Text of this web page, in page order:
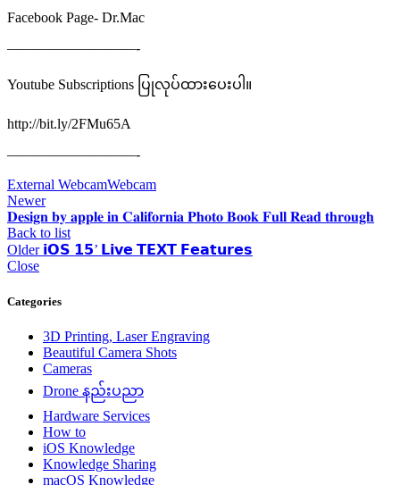
Facebook Page- Dr.Mac
—————————-
Youtube Subscriptions ပြုလုပ်ထားပေးပါ။
http://bit.ly/2FMu65A
—————————-
External WebcamWebcam
Newer
𝐃𝐞𝐬𝐢𝐠𝐧 𝐛𝐲 𝐚𝐩𝐩𝐥𝐞 𝐢𝐧 𝐂𝐚𝐥𝐢𝐟𝐨𝐫𝐧𝐢𝐚 𝐏𝐡𝐨𝐭𝐨 𝐁𝐨𝐨𝐤 𝐅𝐮𝐥𝐥 𝐑𝐞𝐚𝐝 𝐭𝐡𝐫𝐨𝐮𝐠𝐡
Back to list
Older 𝗶𝗢𝗦 𝟭𝟱’ 𝗟𝗶𝘃𝗲 𝗧𝗘𝗫𝗧 𝗙𝗲𝗮𝘁𝘂𝗿𝗲𝘀
Close
Categories
3D Printing, Laser Engraving
Beautiful Camera Shots
Cameras
Drone နည်းပညာ
Hardware Services
How to
iOS Knowledge
Knowledge Sharing
macOS Knowledge